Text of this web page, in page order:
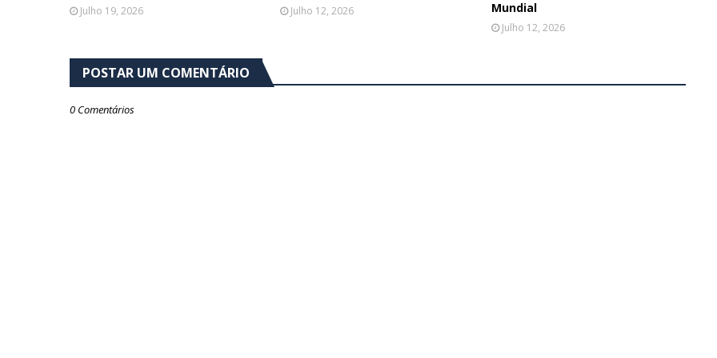
Julho 19, 2026 Julho 12, 2026
Mundial
Julho 12, 2026
POSTAR UM COMENTÁRIO
0 Comentários